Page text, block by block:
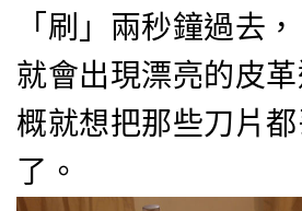
「刷」兩秒鐘過去，
就會出現漂亮的皮
概就想把那些刀片
了。